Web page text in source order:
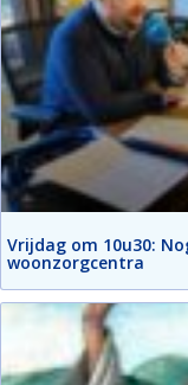
Vrijdag om 10u30:
woonzorgcentra